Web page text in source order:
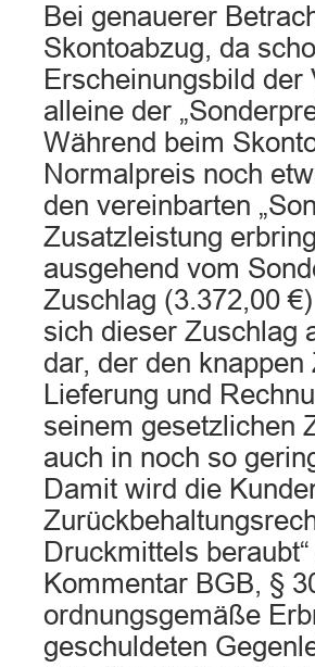
Bei genauerer
Skontoabzug, da
Erscheinungsbild
alleine der
Während beim
Normalpreis noch
den vereinbarten
Zusatzleistung
ausgehend vom
Zuschlag (3.372,00
sich dieser Zuschlag
dar, der den knappen
Lieferung und
seinem gesetzlichen
auch in noch so
Damit wird die
Druckmittels
Kommentar BGB, §
ordnungsgemäße
geschuldeten